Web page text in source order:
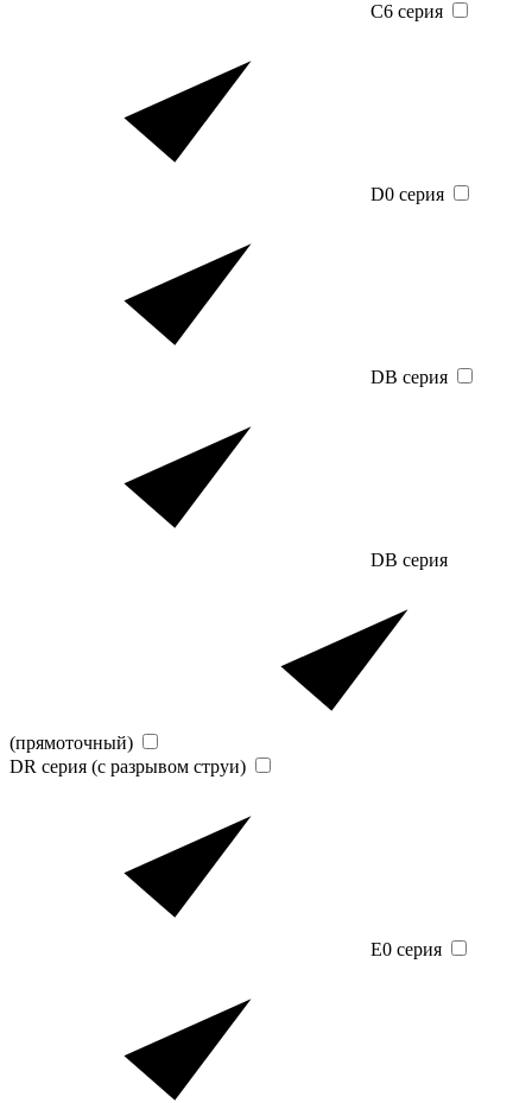
C6 серия
D0 серия
DB серия
DB серия
(прямоточный)
DR серия (с разрывом струи)
E0 серия